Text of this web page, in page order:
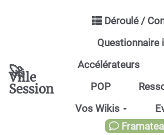
Aller au contenu principal
🚀
Ville
Session
Déroulé /
Questionnaire
Accélérateurs
POP
Vos Wikis